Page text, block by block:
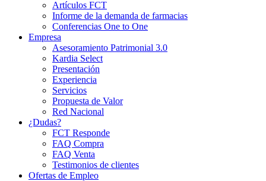
Artículos FCT
Informe de la demanda de farmacias
Conferencias One to One
Empresa
Asesoramiento Patrimonial 3.0
Kardia Select
Presentación
Experiencia
Servicios
Propuesta de Valor
Red Nacional
¿Dudas?
FCT Responde
FAQ Compra
FAQ Venta
Testimonios de clientes
Ofertas de Empleo